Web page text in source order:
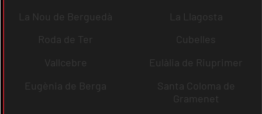
La Nou de Berguedà
La Llagosta
Roda de Ter
Cubelles
Vallcebre
Eulàlia de Riuprimer
Eugènia de Berga
Santa Coloma de
Gramenet